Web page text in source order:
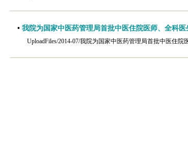
• 我院为国家中医药管理局首批中医住院医师、全科
UploadFiles/2014-07/我院为国家中医药管理局首批中医住